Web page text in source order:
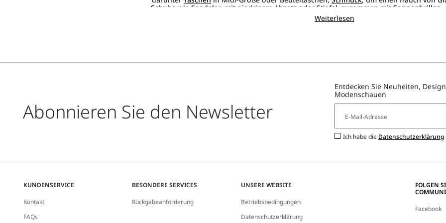
Schuhe wie Sandalen mit niedrigem Absatz oder Stiefel, zusammen mit Sonnenbrillen
Akzent von Charakter und Persönlichkeit verleihen und die FS-Kollektion ideal für
wärmeren Monaten des Jahres Komfort wünschen.
Weiterlesen
Abonnieren Sie den Newsletter
Entdecken Sie Neuheiten,
Modenschauen
Ich habe die Datenschutzerklärung
KUNDENSERVICE
Kontakt
FAQs
BESONDERE SERVICES
Rückgabeanforderung
UNSERE WEBSITE
Betriebsbedingungen
Datenschutzerklärung
FOLGEN
Facebook